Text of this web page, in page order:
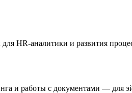
HR-аналитики и развития
и работы с документами — для